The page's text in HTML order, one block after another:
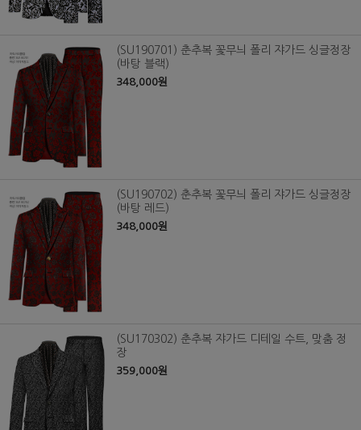
(SU190701) 춘추복 꽃무늬 폴리 쟈가드 싱글정장
(바탕 블랙)
348,000원
(SU190702) 춘추복 꽃무늬 폴리 쟈가드 싱글정장
(바탕 레드)
348,000원
(SU170302) 춘추복 쟈가드 디테일 수트, 맞춤 정
장
359,000원